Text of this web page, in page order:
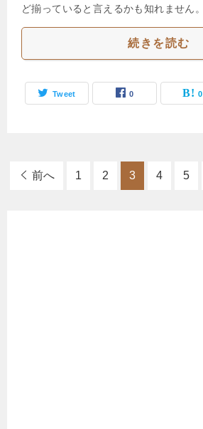
ど揃っていると言えるかも知れません。
続きを読む
Tweet 0 0
前へ 1 2 3 4 5